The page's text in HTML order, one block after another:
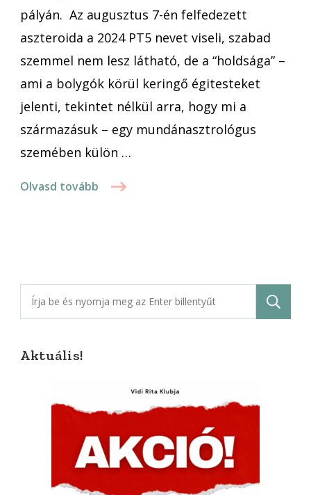
rendszerváltás
előszelét
pályán. Az augusztus 7-én felfedezett
aszteroida a 2024 PT5 nevet viseli, szabad
szemmel nem lesz látható, de a “holdsága” –
ami a bolygók körül keringő égitesteket
jelenti, tekintet nélkül arra, hogy mi a
származásuk – egy mundánasztrológus
szemében külön …
Olvasd tovább
Keresés:
Aktuális!